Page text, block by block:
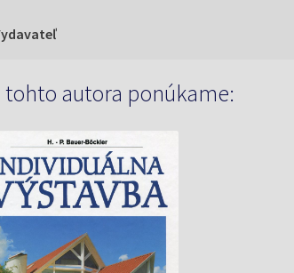
tohto autora ponúkame: